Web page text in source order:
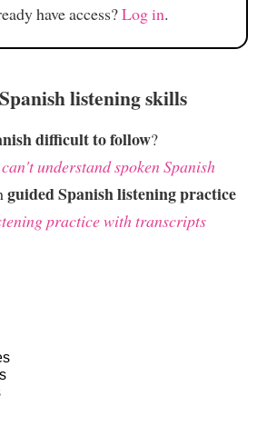
have access?Log in.
listening skills
difficult to follow?
understand spoken Spanish
guided Spanish listening practice
practice with transcripts